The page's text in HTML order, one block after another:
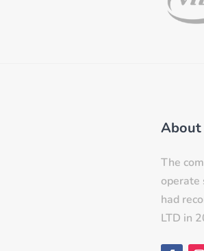
The
operate
had
LTD in